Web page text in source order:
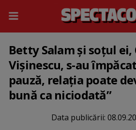
Betty Salam și soțul
Vișinescu, s-au
pauză, relația poate
bună ca niciodată”
Data publicării: